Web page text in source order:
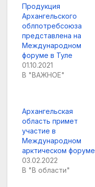
Продукция
Архангельского
облпотребсоюза
представлена на
Международном
форуме в Туле
01.10.2021
В "ВАЖНОЕ"
Архангельская
область примет
участие в
Международном
арктическом форуме
03.02.2022
В "В области"